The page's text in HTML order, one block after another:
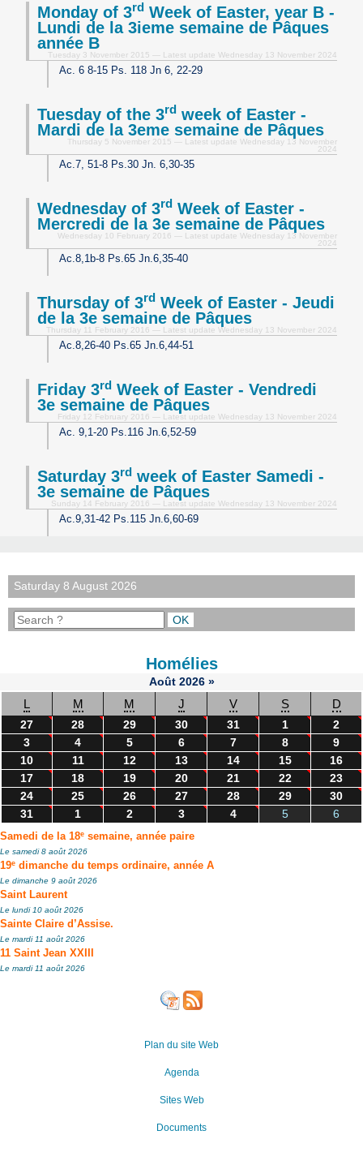
Monday of 3rd Week of Easter, year B -
Lundi de la 3ieme semaine de Pâques
année B
Tuesday 3 November 2015 — Latest update Wednesday 13 November 2024
Ac. 6 8-15 Ps. 118 Jn 6, 22-29
Tuesday of the 3rd week of Easter -
Mardi de la 3eme semaine de Pâques
Thursday 5 November 2015 — Latest update Wednesday 13 November
2024
Ac.7, 51-8 Ps.30 Jn. 6,30-35
Wednesday of 3rd Week of Easter -
Mercredi de la 3e semaine de Pâques
Wednesday 10 February 2016 — Latest update Wednesday 13 November
2024
Ac.8,1b-8 Ps.65 Jn.6,35-40
Thursday of 3rd Week of Easter - Jeudi
de la 3e semaine de Pâques
Thursday 11 February 2016 — Latest update Wednesday 13 November 2024
Ac.8,26-40 Ps.65 Jn.6,44-51
Friday 3rd Week of Easter - Vendredi
3e semaine de Pâques
Friday 12 February 2016 — Latest update Wednesday 13 November 2024
Ac. 9,1-20 Ps.116 Jn.6,52-59
Saturday 3rd week of Easter Samedi -
3e semaine de Pâques
Sunday 14 February 2016 — Latest update Wednesday 13 November 2024
Ac.9,31-42 Ps.115 Jn.6,60-69
Saturday 8 August 2026
Homélies
Août 2026 »
L M M J V S D
27 28 29 30 31 1
2
3
4 5 6 7 8
9
10
11 12 13 14 15
16
17
18 19 20 21 22
23
24
25 26 27 28 29
30
31
1 2 3 4 5 6
Samedi de la 18e semaine, année paire
Le samedi 8 août 2026
19e dimanche du temps ordinaire, année A
Le dimanche 9 août 2026
Saint Laurent
Le lundi 10 août 2026
Sainte Claire d’Assise.
Le mardi 11 août 2026
11 Saint Jean XXIII
Le mardi 11 août 2026
Plan du site Web
Agenda
Sites Web
Documents